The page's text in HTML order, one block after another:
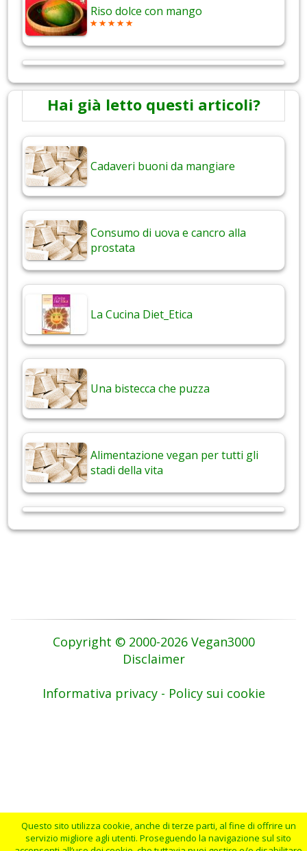
Riso dolce con mango
Hai già letto questi articoli?
Cadaveri buoni da mangiare
Consumo di uova e cancro alla
prostata
La Cucina Diet_Etica
Una bistecca che puzza
Alimentazione vegan per tutti gli
stadi della vita
Copyright © 2000-2026 Vegan3000
Disclaimer
Informativa privacy - Policy sui cookie
Questo sito utilizza cookie, anche di terze parti, al fine di offrire un
servizio migliore agli utenti. Proseguendo la navigazione sul sito